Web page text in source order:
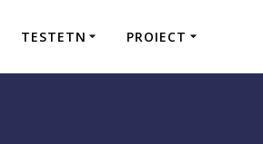
TESTETN PROIECT